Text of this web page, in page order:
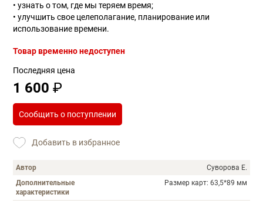
• узнать о том, где мы теряем время;
• улучшить свое целеполагание, планирование или
использование времени.
Товар временно недоступен
Последняя цена
1 600 ₽
Сообщить о поступлении
Добавить в избранное
Автор
Суворова Е.
Дополнительные
характеристики
Размер карт: 63,5*89 мм